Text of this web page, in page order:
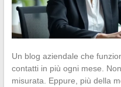
Un blog aziendale che
contatti in più ogni mese.
misurata. Eppure, più della